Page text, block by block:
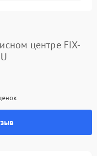
центре FIX-